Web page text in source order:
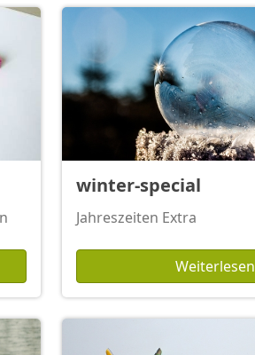
winter-special
Jahreszeiten Extra
Weiterlesen